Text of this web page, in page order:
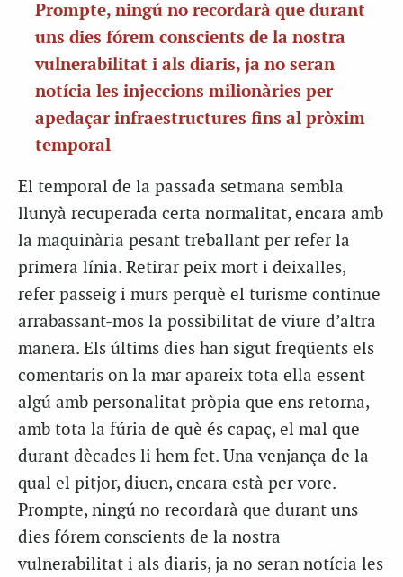
Prompte, ningú no recordarà que durant
uns dies fórem conscients de la nostra
vulnerabilitat i als diaris, ja no seran
notícia les injeccions milionàries per
apedaçar infraestructures fins al pròxim
temporal
El temporal de la passada setmana sembla
llunyà recuperada certa normalitat, encara amb
la maquinària pesant treballant per refer la
primera línia. Retirar peix mort i deixalles,
refer passeig i murs perquè el turisme continue
arrabassant-mos la possibilitat de viure d’altra
manera. Els últims dies han sigut freqüents els
comentaris on la mar apareix tota ella essent
algú amb personalitat pròpia que ens retorna,
amb tota la fúria de què és capaç, el mal que
durant dècades li hem fet. Una venjança de la
qual el pitjor, diuen, encara està per vore.
Prompte, ningú no recordarà que durant uns
dies fórem conscients de la nostra
vulnerabilitat i als diaris, ja no seran notícia les